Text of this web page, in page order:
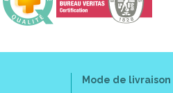
Mode de livraison